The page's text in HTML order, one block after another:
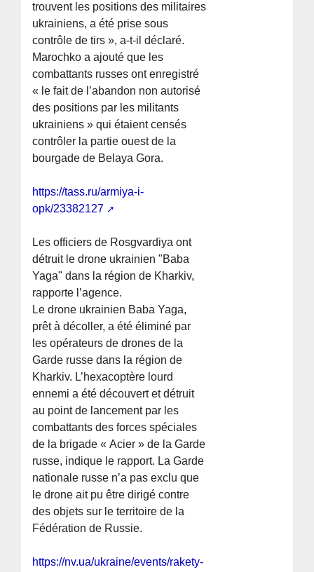
trouvent les positions des militaires
ukrainiens, a été prise sous
contrôle de tirs », a-t-il déclaré.
Marochko a ajouté que les
combattants russes ont enregistré
« le fait de l’abandon non autorisé
des positions par les militants
ukrainiens » qui étaient censés
contrôler la partie ouest de la
bourgade de Belaya Gora.
https://tass.ru/armiya-i-
opk/23382127
Les officiers de Rosgvardiya ont
détruit le drone ukrainien "Baba
Yaga" dans la région de Kharkiv,
rapporte l’agence.
Le drone ukrainien Baba Yaga,
prêt à décoller, a été éliminé par
les opérateurs de drones de la
Garde russe dans la région de
Kharkiv. L’hexacoptère lourd
ennemi a été découvert et détruit
au point de lancement par les
combattants des forces spéciales
de la brigade « Acier » de la Garde
russe, indique le rapport. La Garde
nationale russe n’a pas exclu que
le drone ait pu être dirigé contre
des objets sur le territoire de la
Fédération de Russie.
https://nv.ua/ukraine/events/rakety-